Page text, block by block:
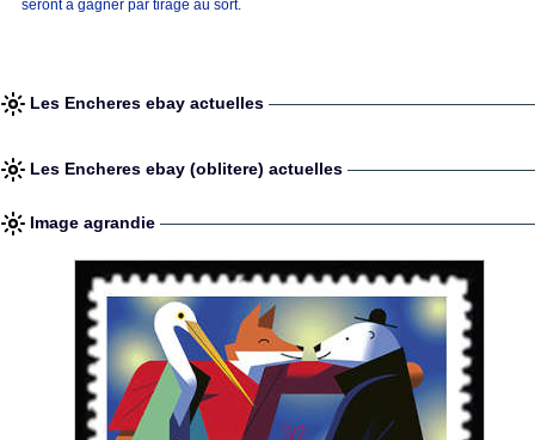
seront à gagner par tirage au sort.
Les Encheres ebay actuelles
Les Encheres ebay (oblitere) actuelles
Image agrandie